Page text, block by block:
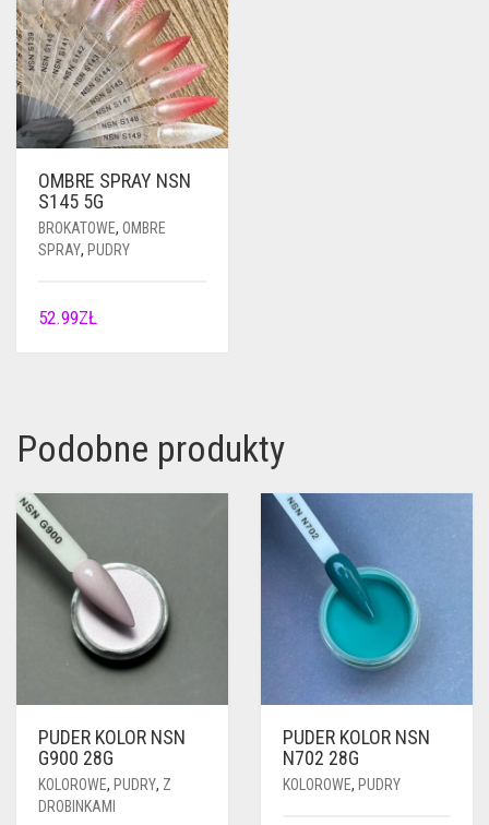
OMBRE SPRAY NSN
S145 5G
BROKATOWE, OMBRE
SPRAY, PUDRY
52.99ZŁ
Podobne produkty
PUDER KOLOR NSN
G900 28G
KOLOROWE, PUDRY, Z
DROBINKAMI
PUDER KOLOR NSN
N702 28G
KOLOROWE, PUDRY